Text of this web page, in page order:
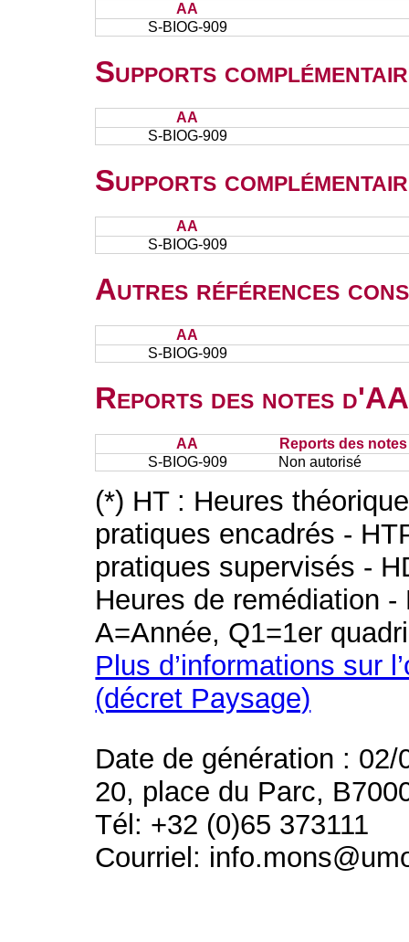
AA
S-BIOG-909
Supports
AA
S-BIOG-909
Supports
AA
S-BIOG-909
Autres références
AA
S-BIOG-909
Reports des notes
AA
Reports des
S-BIOG-909
Non autorisé
(*) HT : Heures
pratiques encadrés -
pratiques supervisés -
Heures de remédiation
A=Année, Q1=1er
Plus d’informations sur
(décret Paysage)
Date de génération : 02/
20, place du Parc,
Tél: +32 (0)65 373111
Courriel: